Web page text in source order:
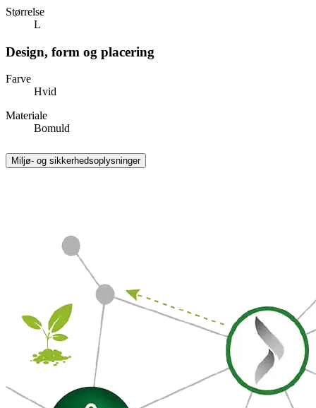
Størrelse
L
Design, form og placering
Farve
Hvid
Materiale
Bomuld
Miljø- og sikkerhedsoplysninger